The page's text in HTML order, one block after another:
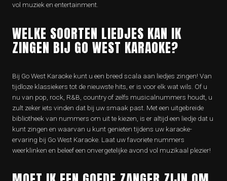
vol muziek en entertainment.
WELKE SOORTEN LIEDJES KAN IK
ZINGEN BIJ GO WEST KARAOKE?
Bij Go West Karaoke kunt u een breed scala aan liedjes zingen! Van
tijdloze klassiekers tot de nieuwste hits, er is voor elk wat wils. Of u
nu van pop, rock, R&B, country of zelfs musicalnummers houdt, u
zult zeker iets vinden dat bij uw smaak past. Met een uitgebreide
bibliotheek van nummers om uit te kiezen, is er altijd een liedje dat u
kunt zingen en waarvan u kunt genieten tijdens uw karaoke-
ervaring bij Go West Karaoke. Laat uw favoriete nummers
weerklinken en beleef een onvergetelijke avond vol muzikaal plezier!